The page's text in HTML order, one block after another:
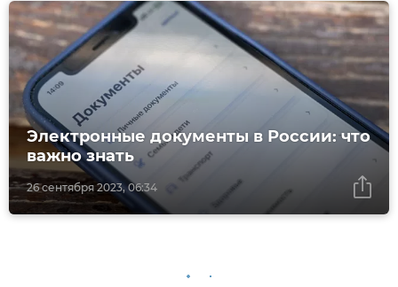
26 сентября 2023, 06:34
Электронные документы в России: что
важно знать